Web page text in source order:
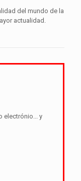
del mundo de la
actualidad.
electrónio... y